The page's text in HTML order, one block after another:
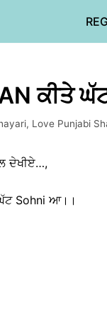
ਕੀਤੇ
, Love Punjabi
ਦੇਖੀਏ…,
Sohni ਆ।।